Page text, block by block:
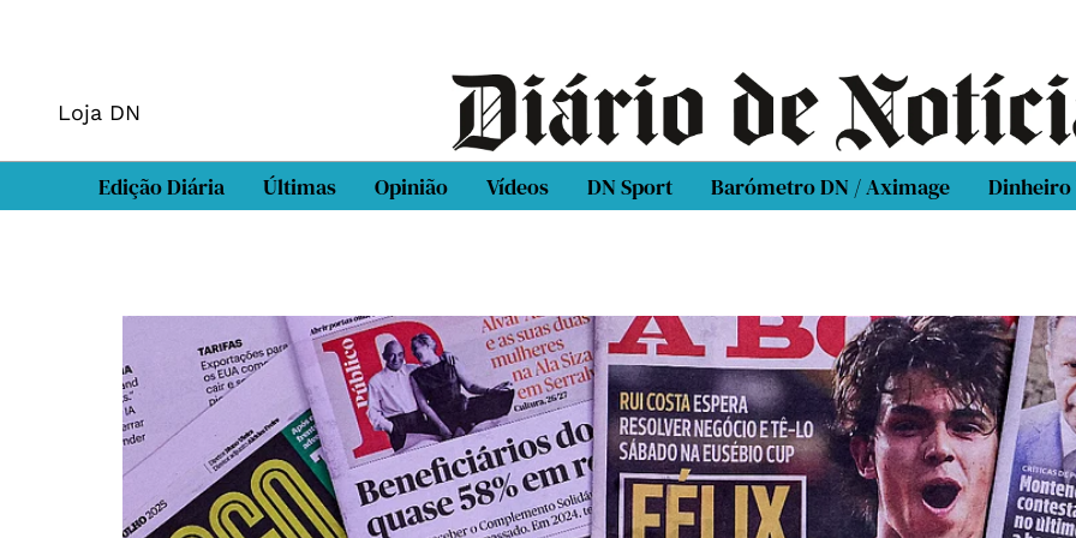
Loja DN
Edição Diária Últimas Opinião Vídeos DN Sport Barómetro DN / Aximage Dinheiro